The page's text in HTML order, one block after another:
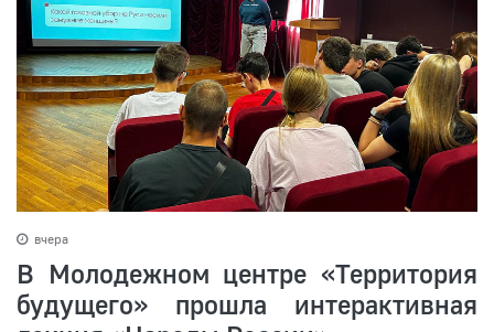
вчера
В Молодежном центре «Территория
будущего» прошла интерактивная